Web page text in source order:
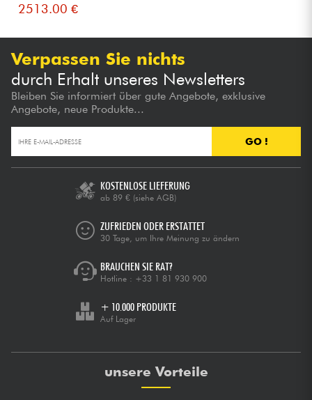
2513.00 €
Verpassen Sie nichts
durch Erhalt unseres Newsletters
Bleiben Sie informiert über gute Angebote, exklusive
Angebote, neue Produkte...
GO !
KOSTENLOSE LIEFERUNG
ab 89 € (siehe AGB)
ZUFRIEDEN ODER ERSTATTET
30 Tage, um Ihre Meinung zu ändern
BRAUCHEN SIE RAT?
Hotline : +33 1 81 930 900
+ 10.000 PRODUKTE
Auf Lager
unsere Vorteile